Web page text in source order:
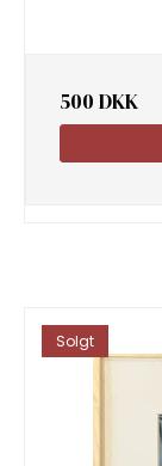
500 DKK
Solgt